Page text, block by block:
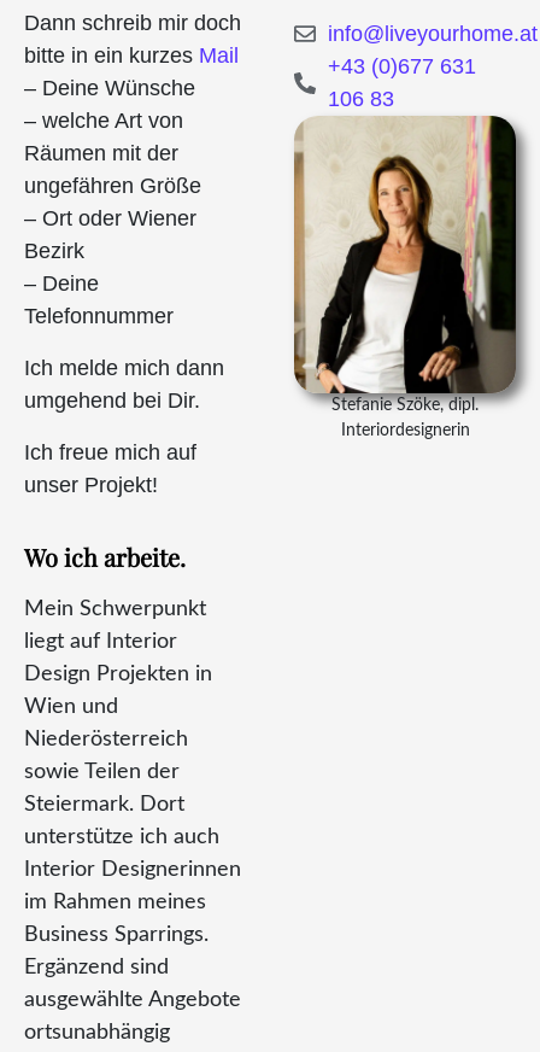
Dann schreib mir doch
bitte in ein kurzes Mail
– Deine Wünsche
– welche Art von
Räumen mit der
ungefähren Größe
– Ort oder Wiener
Bezirk
– Deine
Telefonnummer
Ich melde mich dann
umgehend bei Dir.
Ich freue mich auf
unser Projekt!
Wo ich arbeite.
Mein Schwerpunkt
liegt auf Interior
Design Projekten in
Wien und
Niederösterreich
sowie Teilen der
Steiermark. Dort
unterstütze ich auch
Interior Designerinnen
im Rahmen meines
Business Sparrings.
Ergänzend sind
ausgewählte Angebote
ortsunabhängig
info@liveyourhome.at
+43 (0)677 631
106 83
Stefanie Szöke, dipl.
Interiordesignerin